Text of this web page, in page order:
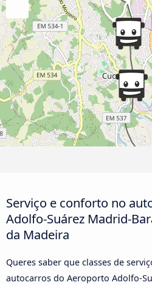
Serviço e conforto no
Adolfo-Suárez Madrid-
da Madeira
Queres saber que classes de
autocarros do Aeroporto Adolfo-